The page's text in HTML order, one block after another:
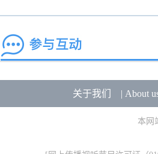
关于我们 | About
本网